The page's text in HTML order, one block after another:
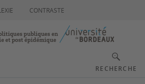
CONTRASTE
RECHERCHE